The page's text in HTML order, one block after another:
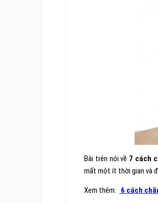
Bài trên nói về 7 cách
mất một ít thời gian và
Xem thêm: 6 cách